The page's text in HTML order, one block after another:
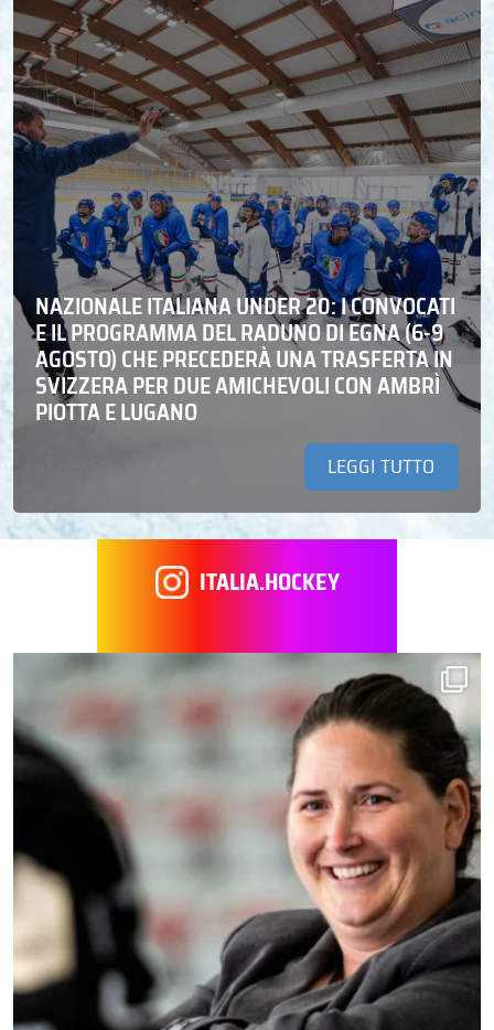
NAZIONALE ITALIANA UNDER 20: I CONVOCATI
E IL PROGRAMMA DEL RADUNO DI EGNA (6-9
AGOSTO) CHE PRECEDERÀ UNA TRASFERTA IN
SVIZZERA PER DUE AMICHEVOLI CON AMBRÌ
PIOTTA E LUGANO
LEGGI TUTTO
ITALIA.HOCKEY